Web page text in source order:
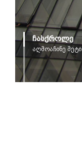
ჩასქროლე
აღმოაჩინე მეტი